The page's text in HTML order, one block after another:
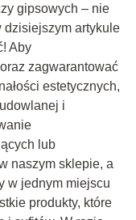
gipsowych – nie
dzisiejszym artykule
Aby
zagwarantować
estetycznych,
i
lub
naszym sklepie, a
w jednym miejscu
produkty, które